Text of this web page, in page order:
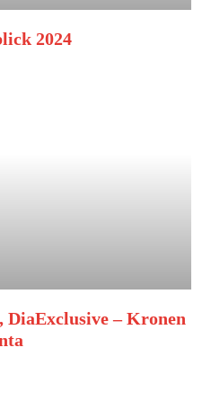
2024
– Kronen